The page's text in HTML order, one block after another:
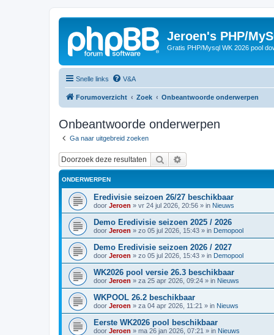
Jeroen's PHP/
Gratis PHP/Mysql WK 2026 pool
Snelle links V&A
Forumoverzicht Zoek Onbeantwoorde onderwerpen
Onbeantwoorde onderwerpen
Ga naar uitgebreid zoeken
Zoek
ONDERWERPEN
Eredivisie seizoen 26/27 beschikbaar
door Jeroen » vr 24 jul 2026, 20:56 » in Nieuws
Demo Eredivisie seizoen 2025 / 2026
door Jeroen » zo 05 jul 2026, 15:43 » in Demopool
Demo Eredivisie seizoen 2026 / 2027
door Jeroen » zo 05 jul 2026, 15:43 » in Demopool
WK2026 pool versie 26.3 beschikbaar
door Jeroen » za 25 apr 2026, 09:24 » in Nieuws
WKPOOL 26.2 beschikbaar
door Jeroen » za 04 apr 2026, 11:21 » in Nieuws
Eerste WK2026 pool beschikbaar
door Jeroen » ma 26 jan 2026, 07:21 » in Nieuws